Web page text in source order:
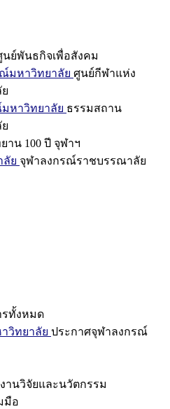
นย์พันธกิจเพื่อสังคม
มหาวิทยาลัย ศูนย์กีฬาแห่ง
หาวิทยาลัย ธรรมสถาน
าน 100 ปี จุฬาฯ
ลัย จุฬาลงกรณ์ราชบรรณาลัย
รทั้งหมด
วิทยาลัย ประกาศจุฬาลงกรณ์
งานวิจัยและนวัตกรรม
มือ